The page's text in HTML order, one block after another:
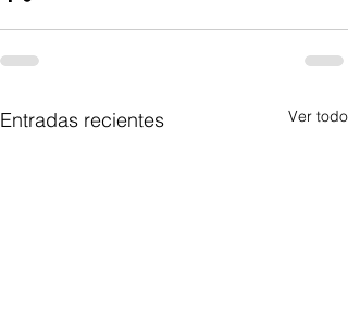
Entradas recientes Ver todo